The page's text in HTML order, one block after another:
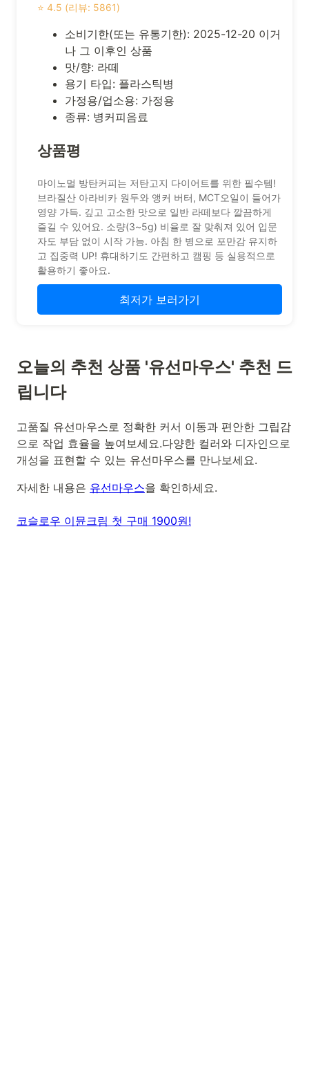
⭐ 4.5 (리뷰: 5861)
소비기한(또는 유통기한): 2025-12-20 이거
나 그 이후인 상품
맛/향: 라떼
용기 타입: 플라스틱병
가정용/업소용: 가정용
종류: 병커피음료
상품평
마이노멀 방탄커피는 저탄고지 다이어트를 위한 필수템!
브라질산 아라비카 원두와 앵커 버터, MCT오일이 들어가
영양 가득. 깊고 고소한 맛으로 일반 라떼보다 깔끔하게
즐길 수 있어요. 소량(3~5g) 비율로 잘 맞춰져 있어 입문
자도 부담 없이 시작 가능. 아침 한 병으로 포만감 유지하
고 집중력 UP! 휴대하기도 간편하고 캠핑 등 실용적으로
활용하기 좋아요.
최저가 보러가기
오늘의 추천 상품 '유선마우스' 추천 드
립니다
고품질 유선마우스로 정확한 커서 이동과 편안한 그립감
으로 작업 효율을 높여보세요.다양한 컬러와 디자인으로
개성을 표현할 수 있는 유선마우스를 만나보세요.
자세한 내용은 유선마우스을 확인하세요.
코슬로우 이뮨크림 첫 구매 1900원!